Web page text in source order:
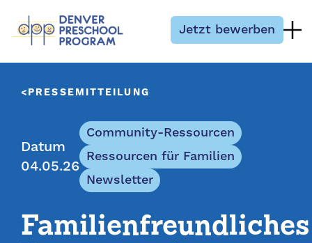
Jetzt bewerben
PRESSEMITTEILUNG
Datum
04.05.26
Community-Ressourcen
Ressourcen für Familien
Newsletter
Familienfreundliches